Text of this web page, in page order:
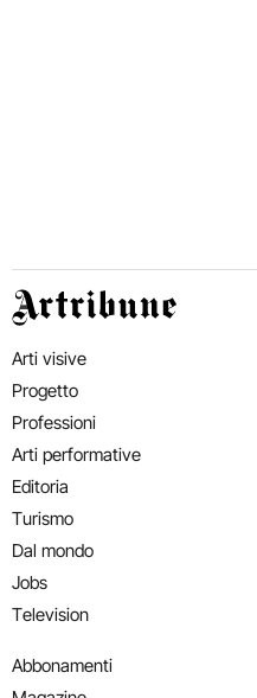
Artribune
Arti visive
Progetto
Professioni
Arti performative
Editoria
Turismo
Dal mondo
Jobs
Television
Abbonamenti